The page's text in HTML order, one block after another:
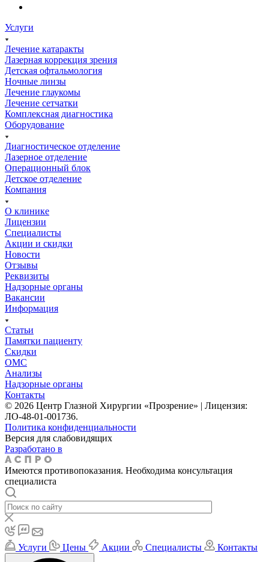
Услуги
Лечение катаракты
Лазерная коррекция зрения
Детская офтальмология
Ночные линзы
Лечение глаукомы
Лечение сетчатки
Комплексная диагностика
Оборудование
Диагностическое отделение
Лазерное отделение
Операционный блок
Детское отделение
Компания
О клинике
Лицензии
Специалисты
Акции и скидки
Новости
Отзывы
Реквизиты
Надзорные органы
Вакансии
Информация
Статьи
Памятки пациенту
Скидки
ОМС
Анализы
Надзорные органы
Контакты
© 2026 Центр Глазной Хирургии «Прозрение» | Лицензия:
ЛО-48-01-001736.
Политика конфиденциальности
Версия для слабовидящих
Разработано в
Имеются противопоказания. Необходима консультация
специалиста
Услуги Цены Акции Специалисты Контакты